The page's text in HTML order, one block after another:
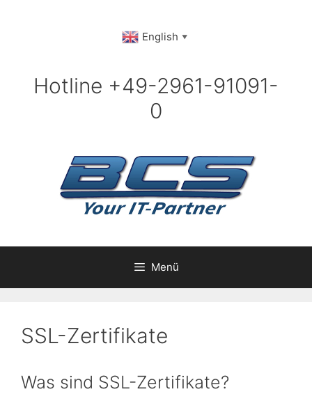
English ▼
Hotline +49-2961-91091-
0
Menü
SSL-Zertifikate
Was sind SSL-Zertifikate?